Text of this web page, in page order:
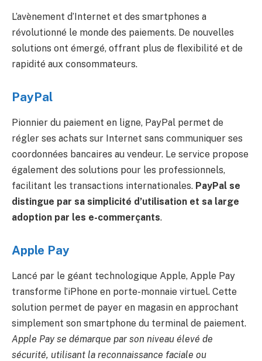
L’avènement d’Internet et des smartphones a
révolutionné le monde des paiements. De nouvelles
solutions ont émergé, offrant plus de flexibilité et de
rapidité aux consommateurs.
PayPal
Pionnier du paiement en ligne, PayPal permet de
régler ses achats sur Internet sans communiquer ses
coordonnées bancaires au vendeur. Le service propose
également des solutions pour les professionnels,
facilitant les transactions internationales. PayPal se
distingue par sa simplicité d’utilisation et sa large
adoption par les e-commerçants.
Apple Pay
Lancé par le géant technologique Apple, Apple Pay
transforme l’iPhone en porte-monnaie virtuel. Cette
solution permet de payer en magasin en approchant
simplement son smartphone du terminal de paiement.
Apple Pay se démarque par son niveau élevé de
sécurité, utilisant la reconnaissance faciale ou